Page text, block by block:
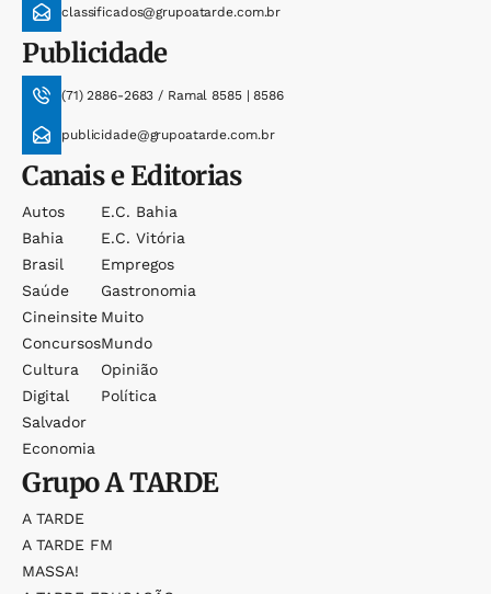
classificados@grupoatarde.com.br
Publicidade
(71) 2886-2683 / Ramal 8585 | 8586
publicidade@grupoatarde.com.br
Canais e Editorias
Autos
Bahia
Brasil
Saúde
Cineinsite
Concursos
Cultura
Digital
Salvador
Economia
E.c. Bahia
E.c. Vitória
Empregos
Gastronomia
Muito
Mundo
Opinião
Política
GrupoA TARDE
A TARDE
A TARDE FM
MASSA!